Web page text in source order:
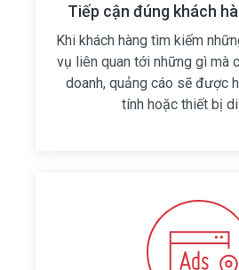
Tiếp cận đúng khách
Khi khách hàng tìm kiếm
vụ liên quan tới những gì mà
doanh, quảng cáo sẽ được
tính hoặc thiết bị